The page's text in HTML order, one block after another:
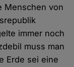
Menschen von
immer noch
muss man
Erde sei eine